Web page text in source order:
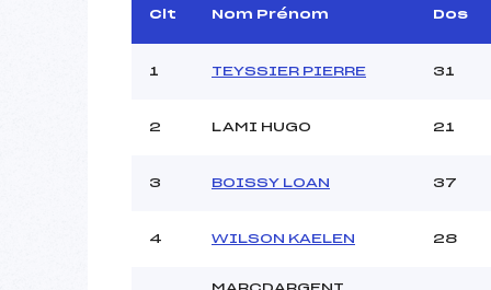
Assistant :
MANCHE 1
Heure de départ :
Clt Nom Prénom Dos
1 TEYSSIER PIERRE 31
2 LAMI HUGO 21
3 BOISSY LOAN 37
4 WILSON KAELEN 28